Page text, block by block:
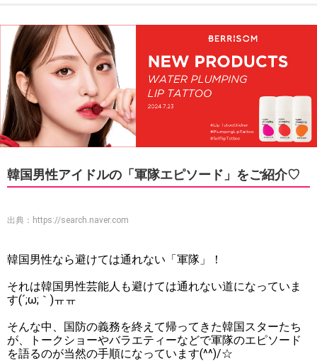
韓国男性アイドルの「軍隊エピソード」をご紹介♡
出典： https://search.naver.com
韓国男性なら避けては通れない「軍隊」！
それは韓国男性芸能人も避けては通れない道になっていま
す(´;ω;｀)ㅠㅠ
そんな中、国防の義務を終えて帰ってきた韓国スターたち
が、トークショーやバラエティーなどで軍隊のエピソード
を語るのが当然の手順になっています(^^)/☆